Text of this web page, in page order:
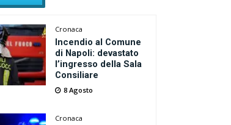
Cronaca
Incendio al Comune
di Napoli: devastato
l’ingresso della Sala
Consiliare
8 Agosto
Cronaca